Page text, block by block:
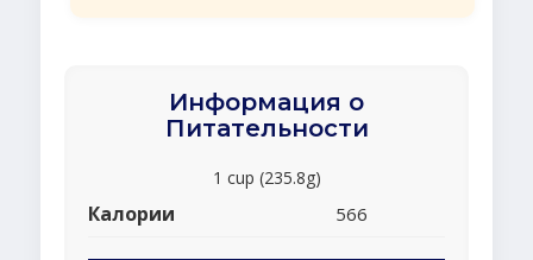
Информация о
Питательности
1 cup (235.8g)
Калории 566